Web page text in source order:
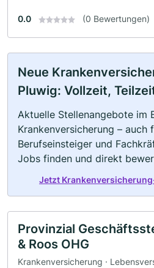
0.0 (0 Bewertungen)
Neue
Pluwig: Vollzeit,
Aktuelle Stellenangebote im
Krankenversicherung – auch
Berufseinsteiger und
Jobs finden und direkt
Jetzt
Provinzial
& Roos OHG
Krankenversicherung ·